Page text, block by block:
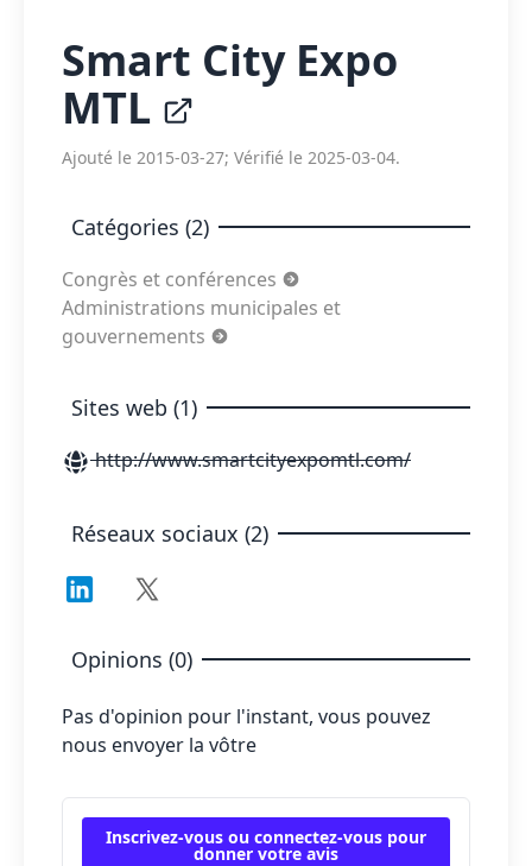
Smart City Expo
MTL
Ajouté le 2015-03-27; Vérifié le 2025-03-04.
Catégories (2)
Congrès et conférences
Administrations municipales et
gouvernements
Sites web (1)
http://www.smartcityexpomtl.com/
Réseaux sociaux (2)
Opinions (0)
Pas d'opinion pour l'instant, vous pouvez
nous envoyer la vôtre
Inscrivez-vous ou connectez-vous pour
donner votre avis